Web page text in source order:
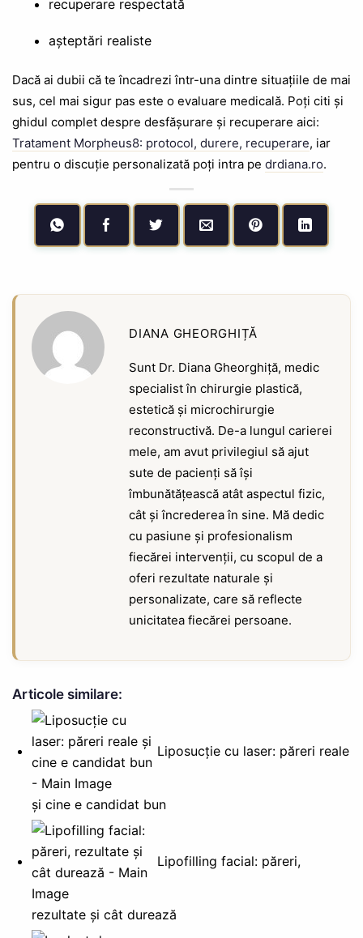
recuperare respectată
așteptări realiste
Dacă ai dubii că te încadrezi într-una dintre situațiile de mai
sus, cel mai sigur pas este o evaluare medicală. Poți citi și
ghidul complet despre desfășurare și recuperare aici:
Tratament Morpheus8: protocol, durere, recuperare, iar
pentru o discuție personalizată poți intra pe drdiana.ro.
DIANA GHEORGHIȚĂ
Sunt Dr. Diana Gheorghiță, medic
specialist în chirurgie plastică,
estetică și microchirurgie
reconstructivă. De-a lungul carierei
mele, am avut privilegiul să ajut
sute de pacienți să își
îmbunătățească atât aspectul fizic,
cât și încrederea în sine. Mă dedic
cu pasiune și profesionalism
fiecărei intervenții, cu scopul de a
oferi rezultate naturale și
personalizate, care să reflecte
unicitatea fiecărei persoane.
Articole similare:
Liposucție cu laser: păreri reale
și cine e candidat bun
Lipofilling facial: păreri,
rezultate și cât durează